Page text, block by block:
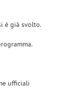
è già svolto.
ufficiali